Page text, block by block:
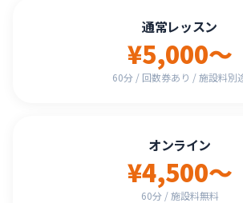
通常レッスン
¥5,000〜
60分 / 回数券あり / 施設料別
オンライン
¥4,500〜
60分 / 施設料無料